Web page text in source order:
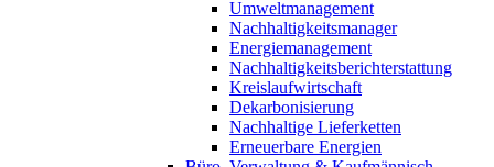
Umweltmanagement
Nachhaltigkeitsmanager
Energiemanagement
Nachhaltigkeitsberichterstattung
Kreislaufwirtschaft
Dekarbonisierung
Nachhaltige Lieferketten
Erneuerbare Energien